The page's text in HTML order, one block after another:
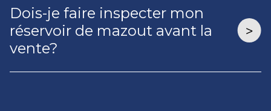
Dois-je faire inspecter mon
réservoir de mazout avant la
vente?